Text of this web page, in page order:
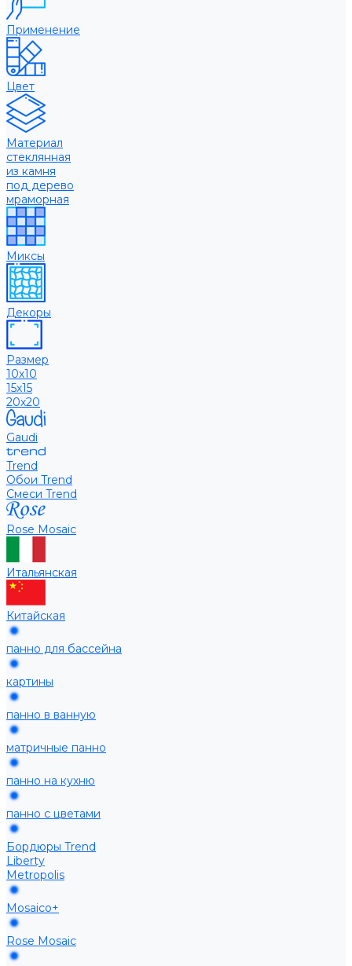
Применение
Цвет
Материал
стеклянная
из камня
под дерево
мраморная
Миксы
Декоры
Размер
10х10
15х15
20х20
Gaudi
Trend
Обои Trend
Смеси Trend
Rose Mosaic
Итальянская
Китайская
панно для бассейна
картины
панно в ванную
матричные панно
панно на кухню
панно с цветами
Бордюры Trend
Liberty
Metropolis
Mosaico+
Rose Mosaic